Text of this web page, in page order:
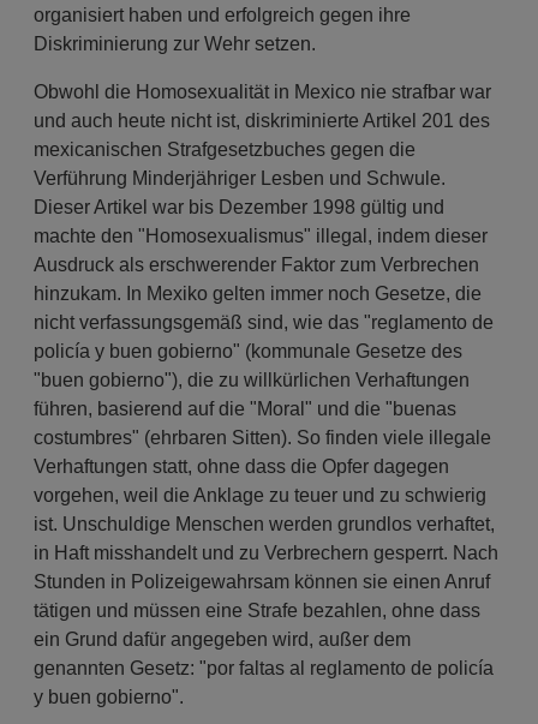
organisiert haben und erfolgreich gegen ihre
Diskriminierung zur Wehr setzen.
Obwohl die Homosexualität in Mexico nie strafbar war
und auch heute nicht ist, diskriminierte Artikel 201 des
mexicanischen Strafgesetzbuches gegen die
Verführung Minderjähriger Lesben und Schwule.
Dieser Artikel war bis Dezember 1998 gültig und
machte den "Homosexualismus" illegal, indem dieser
Ausdruck als erschwerender Faktor zum Verbrechen
hinzukam. In Mexiko gelten immer noch Gesetze, die
nicht verfassungsgemäß sind, wie das "reglamento de
policía y buen gobierno" (kommunale Gesetze des
"buen gobierno"), die zu willkürlichen Verhaftungen
führen, basierend auf die "Moral" und die "buenas
costumbres" (ehrbaren Sitten). So finden viele illegale
Verhaftungen statt, ohne dass die Opfer dagegen
vorgehen, weil die Anklage zu teuer und zu schwierig
ist. Unschuldige Menschen werden grundlos verhaftet,
in Haft misshandelt und zu Verbrechern gesperrt. Nach
Stunden in Polizeigewahrsam können sie einen Anruf
tätigen und müssen eine Strafe bezahlen, ohne dass
ein Grund dafür angegeben wird, außer dem
genannten Gesetz: "por faltas al reglamento de policía
y buen gobierno".